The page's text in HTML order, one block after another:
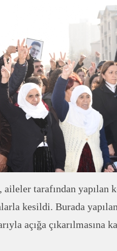
aileler tarafından yapılan
kesildi. Burada
açığa çıkarılmasına